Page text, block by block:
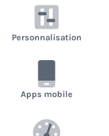
Personnalisation
Apps mobile